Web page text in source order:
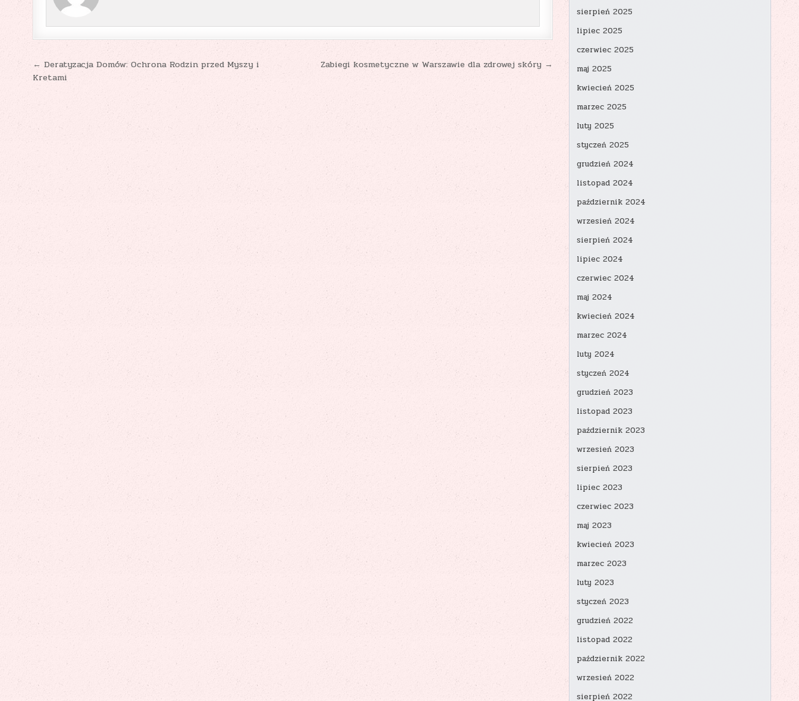
Nawigacja
wpisu
Zabiegi kosmetyczne w Warszawie dla zdrowej skóry →
← Deratyzacja Domów: Ochrona Rodzin przed Myszy i
Kretami
sierpień 2025
lipiec 2025
czerwiec 2025
maj 2025
kwiecień 2025
marzec 2025
luty 2025
styczeń 2025
grudzień 2024
listopad 2024
październik 2024
wrzesień 2024
sierpień 2024
lipiec 2024
czerwiec 2024
maj 2024
kwiecień 2024
marzec 2024
luty 2024
styczeń 2024
grudzień 2023
listopad 2023
październik 2023
wrzesień 2023
sierpień 2023
lipiec 2023
czerwiec 2023
maj 2023
kwiecień 2023
marzec 2023
luty 2023
styczeń 2023
grudzień 2022
listopad 2022
październik 2022
wrzesień 2022
sierpień 2022